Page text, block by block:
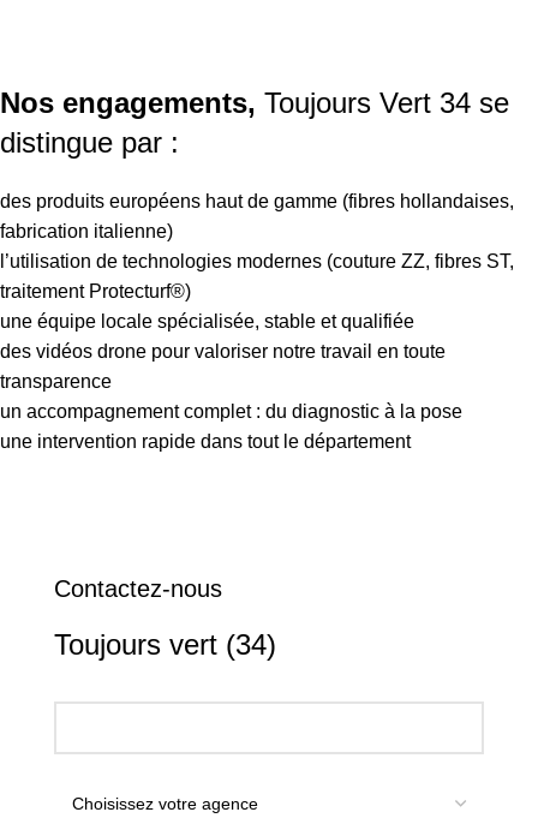
Nos engagements, Toujours Vert 34 se
distingue par :
des produits européens haut de gamme (fibres hollandaises,
fabrication italienne)
l’utilisation de technologies modernes (couture ZZ, fibres ST,
traitement Protecturf®)
une équipe locale spécialisée, stable et qualifiée
des vidéos drone pour valoriser notre travail en toute
transparence
un accompagnement complet : du diagnostic à la pose
une intervention rapide dans tout le département
Contactez-nous
Toujours vert (34)